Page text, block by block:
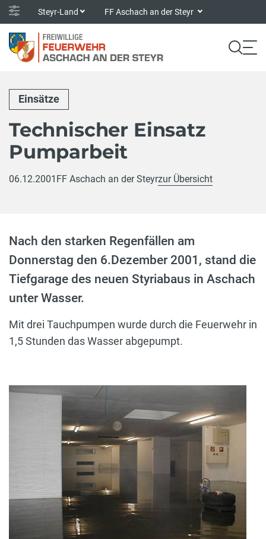
Steyr-Land FF Aschach an der Steyr
Einsätze
Technischer Einsatz
Pumparbeit
06.12.2001 FF Aschach an der Steyrzur Übersicht
Nach den starken Regenfällen am
Donnerstag den 6.Dezember 2001, stand die
Tiefgarage des neuen Styriabaus in Aschach
unter Wasser.
Mit drei Tauchpumpen wurde durch die Feuerwehr in
1,5 Stunden das Wasser abgepumpt.